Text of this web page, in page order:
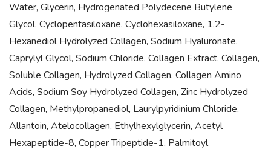
Water, Glycerin, Hydrogenated Polydecene Butylene
Glycol, Cyclopentasiloxane, Cyclohexasiloxane, 1,2-
Hexanediol Hydrolyzed Collagen, Sodium Hyaluronate,
Caprylyl Glycol, Sodium Chloride, Collagen Extract, Collagen,
Soluble Collagen, Hydrolyzed Collagen, Collagen Amino
Acids, Sodium Soy Hydrolyzed Collagen, Zinc Hydrolyzed
Collagen, Methylpropanediol, Laurylpyridinium Chloride,
Allantoin, Atelocollagen, Ethylhexylglycerin, Acetyl
Hexapeptide-8, Copper Tripeptide-1, Palmitoyl